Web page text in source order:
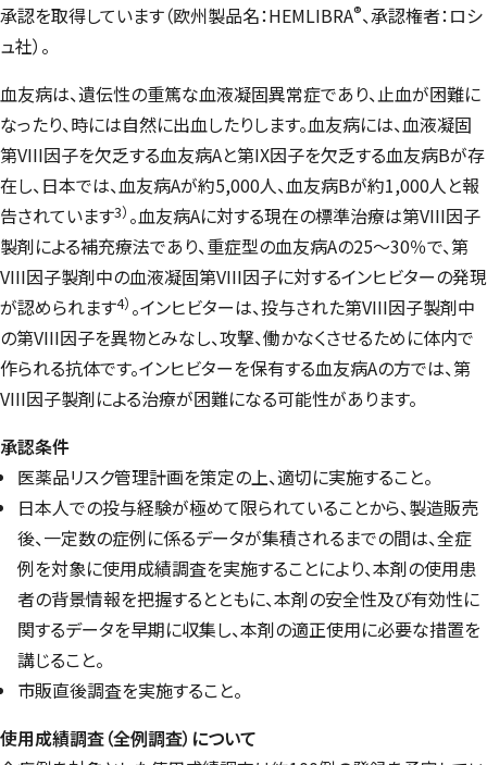
承認を取得しています（欧州製品名：HEMLIBRA®、承認権者：ロシ
ュ社）。
血友病は、遺伝性の重篤な血液凝固異常症であり、止血が困難に
なったり、時には自然に出血したりします。血友病には、血液凝固
第VIII因子を欠乏する血友病Aと第IX因子を欠乏する血友病Bが存
在し、日本では、血友病Aが約5,000人、血友病Bが約1,000人と報
告されています3） 。血友病Aに対する現在の標準治療は第VIII因子
製剤による補充療法であり、重症型の血友病Aの25～30％で、第
VIII因子製剤中の血液凝固第VIII因子に対するインヒビターの発現
が認められます4） 。インヒビターは、投与された第VIII因子製剤中
の第VIII因子を異物とみなし、攻撃、働かなくさせるために体内で
作られる抗体です。インヒビターを保有する血友病Aの方では、第
VIII因子製剤による治療が困難になる可能性があります。
承認条件
医薬品リスク管理計画を策定の上、適切に実施すること。
日本人での投与経験が極めて限られていることから、製造販売
後、一定数の症例に係るデータが集積されるまでの間は、全症
例を対象に使用成績調査を実施することにより、本剤の使用患
者の背景情報を把握するとともに、本剤の安全性及び有効性に
関するデータを早期に収集し、本剤の適正使用に必要な措置を
講じること。
市販直後調査を実施すること。
使用成績調査（全例調査）について